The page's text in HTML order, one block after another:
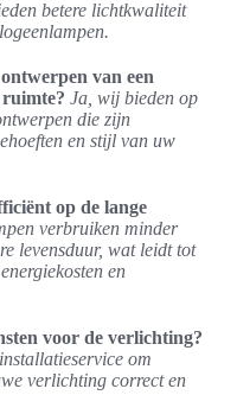
betere lichtkwaliteit
van een
Ja, wij bieden op
die zijn
en stijl van uw
op de lange
verbruiken minder
levensduur, wat leidt tot
en
voor de verlichting?
om
verlichting correct en